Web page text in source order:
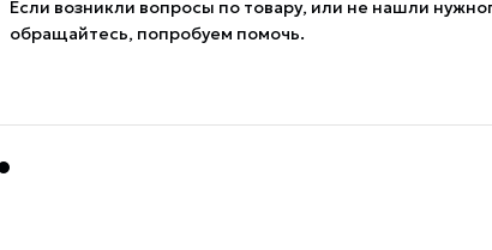
Если возникли вопросы по товару, или не нашли
обращайтесь, попробуем помочь.